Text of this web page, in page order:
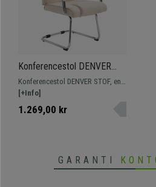
Konferencestol DENVER
STOF, Metalstel, Betrukket I
Cremefarve
Konferencestol DENVER STOF, en
stol i eksklusivt design og høj
kvalitet. Den skiller sig ud med sit
ergonomiske design og sin tykke
[+Info]
1.269,00 kr
GARANTI